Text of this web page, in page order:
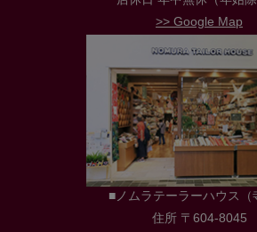
>> Google Map
■ノムラテーラーハウス（
住所 〒604-8045